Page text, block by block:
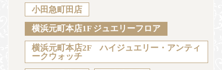
News Blog
Sustainability Voice Catalog
小田急町田店
横浜元町本店1F ジュエリーフロア
横浜元町本店2F ハイジュエリー・アンティ
ークウォッチ